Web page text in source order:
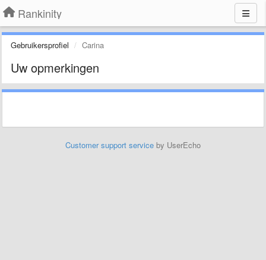
Rankinity
Gebruikersprofiel Carina
Uw opmerkingen
Customer support service by UserEcho